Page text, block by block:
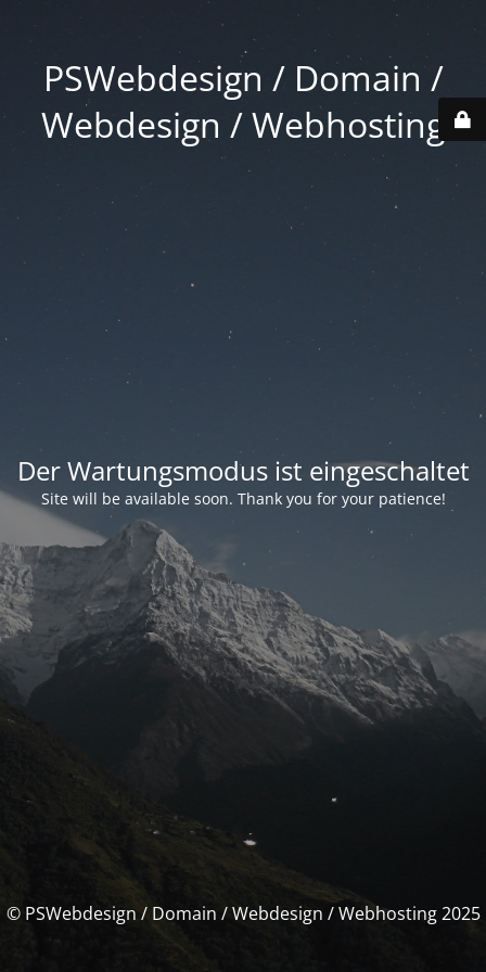
PSWebdesign / Domain /
Webdesign / Webhosting
Der Wartungsmodus ist eingeschaltet
Site will be available soon. Thank you for your patience!
© PSWebdesign / Domain / Webdesign / Webhosting 2025